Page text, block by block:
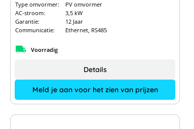
Type omvormer:
PV omvormer
AC-stroom:
3,5 kW
Garantie:
12 Jaar
Communicatie:
Ethernet, RS485
Voorradig
Meld je aan voor het zien van prijzen
Details